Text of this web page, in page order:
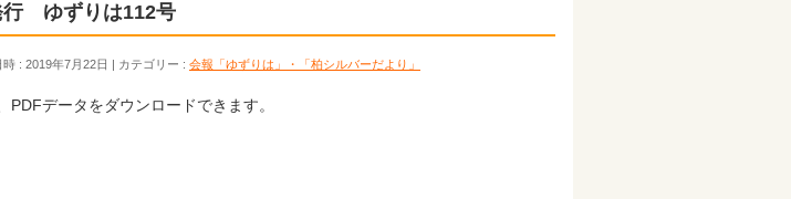
行 ゆずりは112号
: 2019年7月22日 カテゴリー : 会報「ゆずりは」・「柏シルバーだより」
データをダウンロードできます。